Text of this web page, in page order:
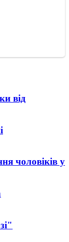
від
чоловіків у